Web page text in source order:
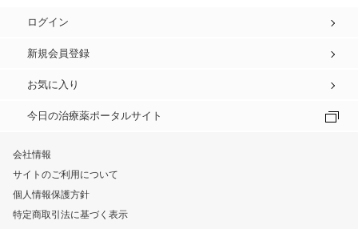
ログイン
新規会員登録
お気に入り
今日の治療薬ポータルサイト
会社情報
サイトのご利用について
個人情報保護方針
特定商取引法に基づく表示